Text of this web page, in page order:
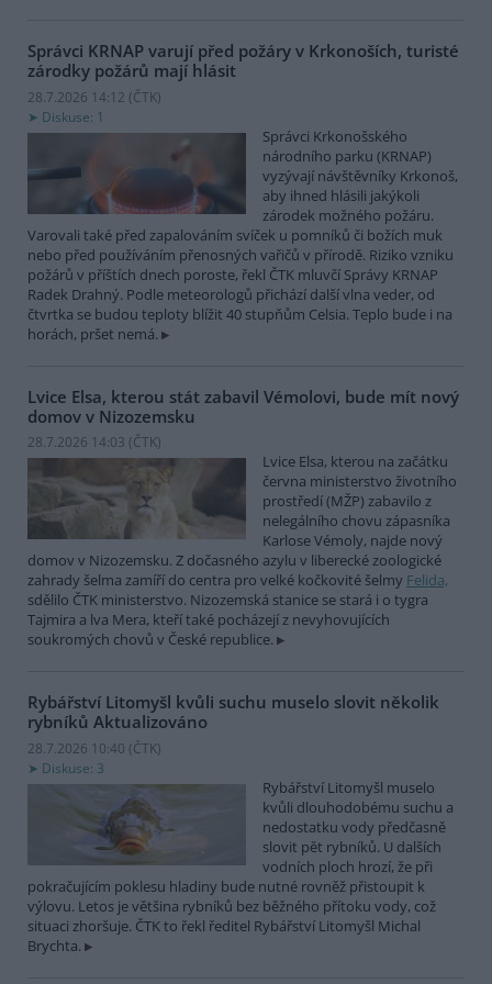
Správci KRNAP varují před požáry v Krkonoších, turisté
zárodky požárů mají hlásit
28.7.2026 14:12 (ČTK)
Diskuse: 1
Správci Krkonošského
národního parku (KRNAP)
vyzývají návštěvníky Krkonoš,
aby ihned hlásili jakýkoli
zárodek možného požáru.
Varovali také před zapalováním svíček u pomníků či božích muk
nebo před používáním přenosných vařičů v přírodě. Riziko vzniku
požárů v příštích dnech poroste, řekl ČTK mluvčí Správy KRNAP
Radek Drahný. Podle meteorologů přichází další vlna veder, od
čtvrtka se budou teploty blížit 40 stupňům Celsia. Teplo bude i na
horách, pršet nemá.
Lvice Elsa, kterou stát zabavil Vémolovi, bude mít nový
domov v Nizozemsku
28.7.2026 14:03 (ČTK)
Lvice Elsa, kterou na začátku
června ministerstvo životního
prostředí (MŽP) zabavilo z
nelegálního chovu zápasníka
Karlose Vémoly, najde nový
domov v Nizozemsku. Z dočasného azylu v liberecké zoologické
zahrady šelma zamíří do centra pro velké kočkovité šelmy Felida,
sdělilo ČTK ministerstvo. Nizozemská stanice se stará i o tygra
Tajmira a lva Mera, kteří také pocházejí z nevyhovujících
soukromých chovů v České republice.
Rybářství Litomyšl kvůli suchu muselo slovit několik
rybníků Aktualizováno
28.7.2026 10:40 (ČTK)
Diskuse: 3
Rybářství Litomyšl muselo
kvůli dlouhodobému suchu a
nedostatku vody předčasně
slovit pět rybníků. U dalších
vodních ploch hrozí, že při
pokračujícím poklesu hladiny bude nutné rovněž přistoupit k
výlovu. Letos je většina rybníků bez běžného přítoku vody, což
situaci zhoršuje. ČTK to řekl ředitel Rybářství Litomyšl Michal
Brychta.